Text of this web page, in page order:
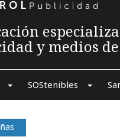
y medios
SOStenibles